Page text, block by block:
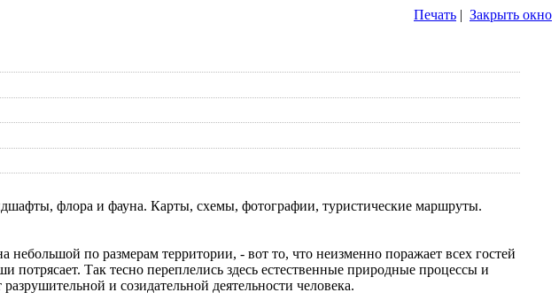
Печать | Закрыть окно
флора и фауна. Карты, схемы, фотографии, туристические маршруты.
по размерам территории, - вот то, что неизменно поражает всех гостей
Так тесно переплелись здесь естественные природные процессы и
и созидательной деятельности человека.